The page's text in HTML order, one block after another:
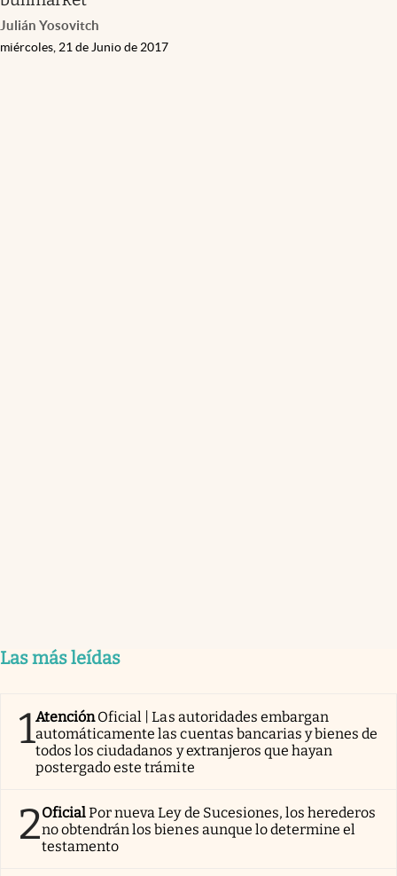
Julián Yosovitch
miércoles, 21 de Junio de 2017
Las más leídas
1AtenciónOficial | Las autoridades embargan
automáticamente las cuentas bancarias y bienes de
todos los ciudadanos y extranjeros que hayan
postergado este trámite
2OficialPor nueva Ley de Sucesiones, los herederos
no obtendrán los bienes aunque lo determine el
testamento